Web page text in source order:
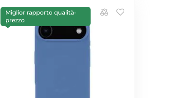
Miglior rapporto qualità-
prezzo